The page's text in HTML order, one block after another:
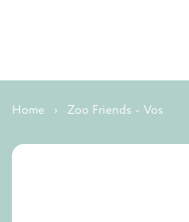
Home › Zoo Friends - Vos